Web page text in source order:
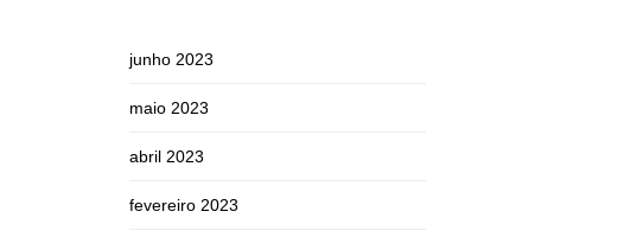
junho 2023
maio 2023
abril 2023
fevereiro 2023